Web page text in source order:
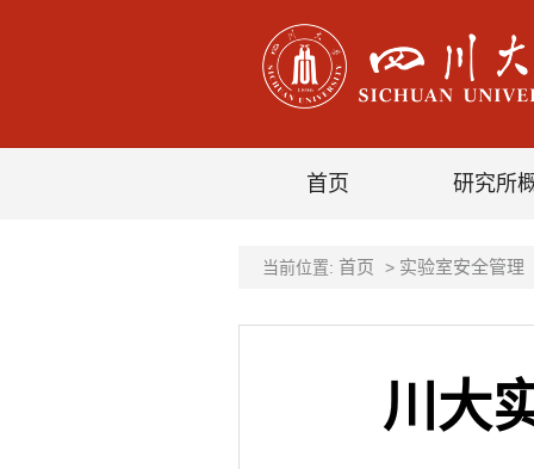
首页 研究所
当前位置: 首页 > 实验室安全管理
川大